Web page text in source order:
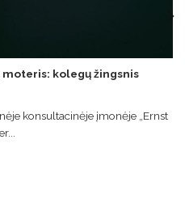
kolegų žingsnis
konsultacinėje įmonėje „Ernst